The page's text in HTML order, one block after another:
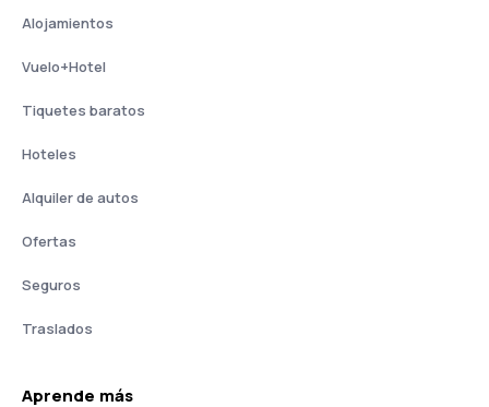
Alojamientos
Vuelo+Hotel
Tiquetes baratos
Hoteles
Alquiler de autos
Ofertas
Seguros
Traslados
Aprende más